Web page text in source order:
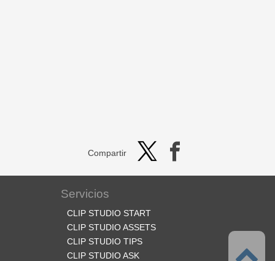
Compartir
Servicios
CLIP STUDIO START
CLIP STUDIO ASSETS
CLIP STUDIO TIPS
CLIP STUDIO ASK